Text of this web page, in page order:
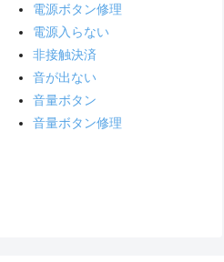
電源ボタン修理
電源入らない
非接触決済
音が出ない
音量ボタン
音量ボタン修理